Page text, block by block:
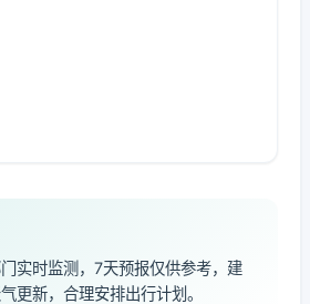
实时监测，7天预报仅供参考，建
更新，合理安排出行计划。